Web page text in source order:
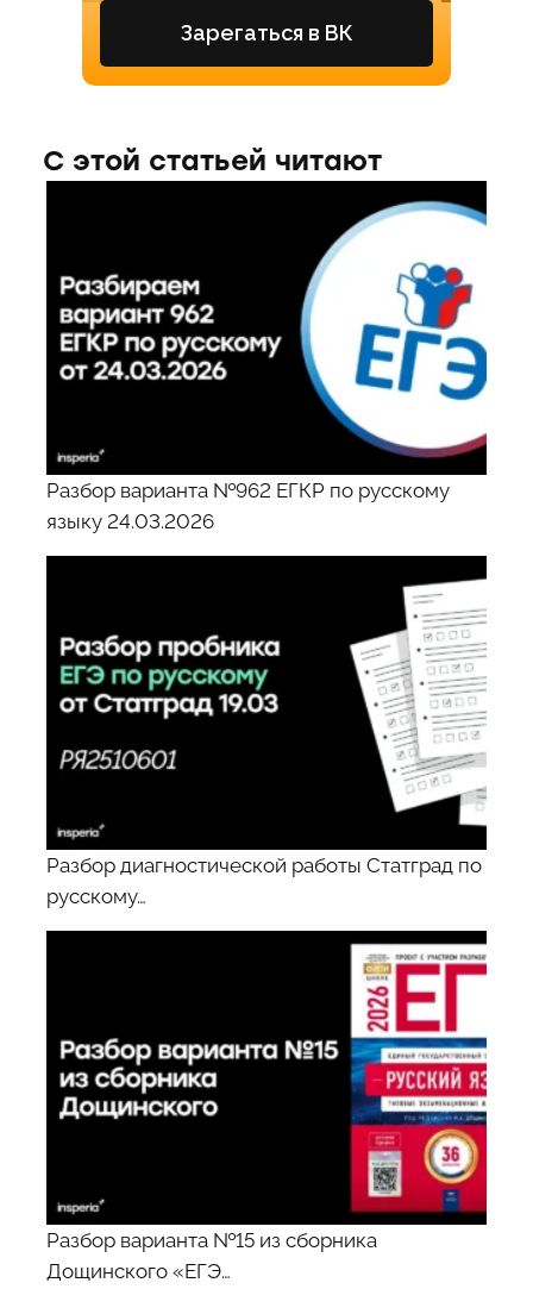
Зарегаться в ВК
С этой статьей читают
Разбор варианта №962 ЕГКР по русскому
языку 24.03.2026
Разбор диагностической работы Статград по
русскому…
Разбор варианта №15 из сборника
Дощинского «ЕГЭ…